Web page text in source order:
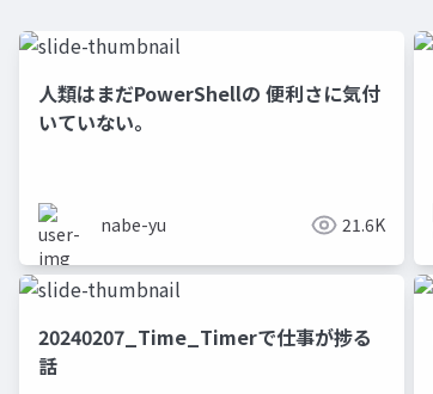
人類はまだPowerShellの 便利さに気付
いていない。
nabe-yu 21.6K
20240207_Time_Timerで仕事が捗る
話